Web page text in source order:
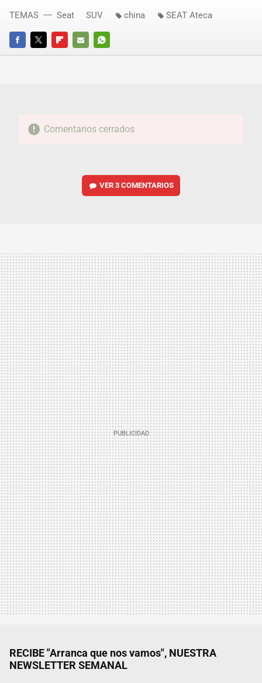
FACEBOOKTWITTERFLIPBOARD
E-
WHATSAPP
TEMAS Seat SUV china SEAT Ateca
Comentarios cerrados
VER3 COMENTARIOS
RECIBE "Arranca que nos vamos", NUESTRA
NEWSLETTER SEMANAL